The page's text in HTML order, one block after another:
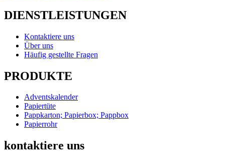
DIENSTLEISTUNGEN
Kontaktiere uns
Über uns
Häufig gestellte Fragen
PRODUKTE
Adventskalender
Papiertüte
Pappkarton; Papierbox; Pappbox
Papierrohr
kontaktiere uns